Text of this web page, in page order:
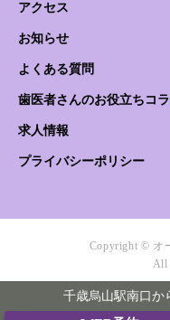
千歳烏山駅南口か
アクセス
お知らせ
よくある質問
歯医者さんのお役立ちコ
求人情報
プライバシーポリシー
Copyright © オ
All